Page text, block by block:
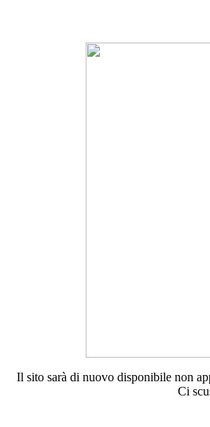
Il sito sarà di nuovo disponibile non
Ci